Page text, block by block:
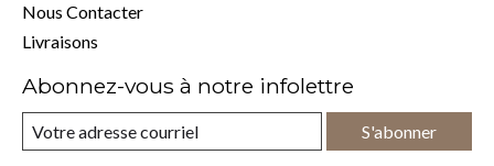
Nous Contacter
Livraisons
Abonnez-vous à notre infolettre
S'abonner